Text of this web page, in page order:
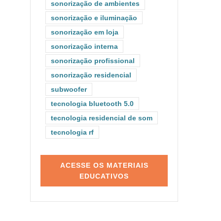
sonorização de ambientes
sonorização e iluminação
sonorização em loja
sonorização interna
sonorização profissional
sonorização residencial
subwoofer
tecnologia bluetooth 5.0
tecnologia residencial de som
tecnologia rf
ACESSE OS MATERIAIS
EDUCATIVOS